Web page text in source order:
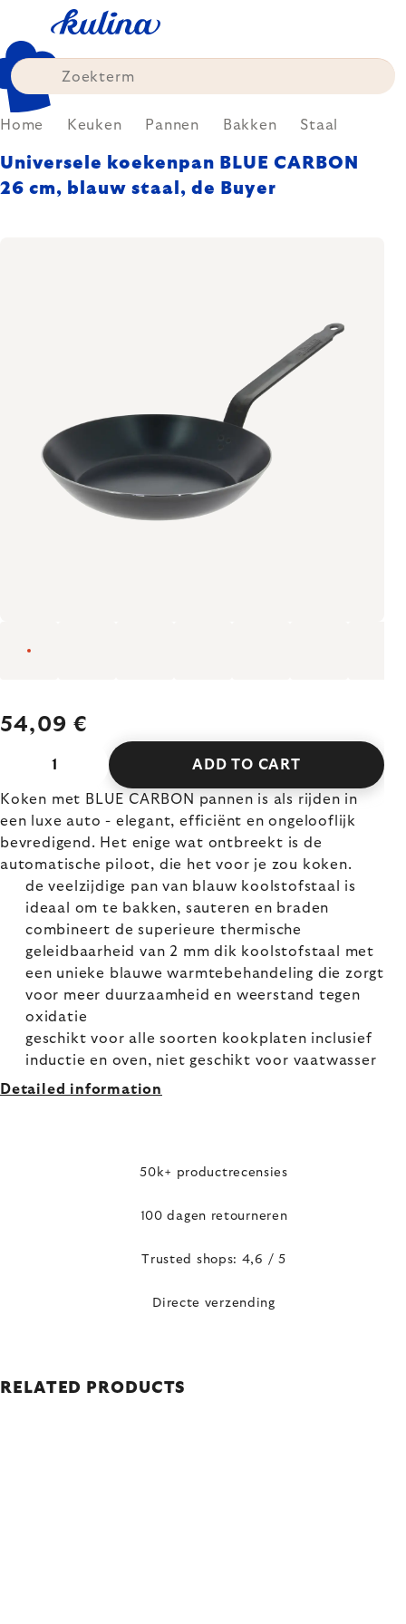
content
Home Keuken Pannen Bakken Staal
Universele koekenpan BLUE CARBON
26 cm, blauw staal, de Buyer
54,09 €
ADD TO CART
Koken met BLUE CARBON pannen is als rijden in
een luxe auto - elegant, efficiënt en ongelooflijk
bevredigend. Het enige wat ontbreekt is de
automatische piloot, die het voor je zou koken.
de veelzijdige pan van blauw koolstofstaal is
ideaal om te bakken, sauteren en braden
combineert de superieure thermische
geleidbaarheid van 2 mm dik koolstofstaal met
een unieke blauwe warmtebehandeling die zorgt
voor meer duurzaamheid en weerstand tegen
oxidatie
geschikt voor alle soorten kookplaten inclusief
inductie en oven, niet geschikt voor vaatwasser
Detailed information
50k+ productrecensies
100 dagen retourneren
Trusted shops: 4,6 / 5
Directe verzending
RELATED PRODUCTS